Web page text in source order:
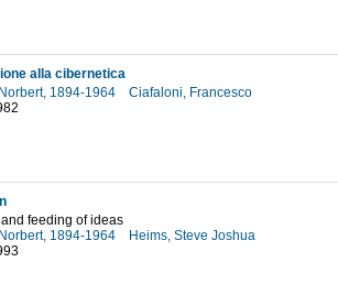
alla cibernetica
1894-1964
Ciafaloni, Francesco
feeding of ideas
1894-1964
Heims, Steve Joshua